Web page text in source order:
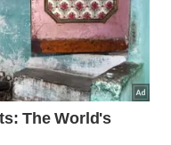
porque ele
que define a
original, escolha